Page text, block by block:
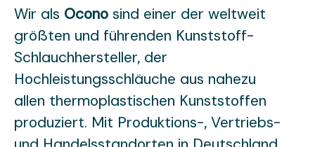
Wir als Ocono sind einer der weltweit
größten und führenden Kunststoff-
Schlauchhersteller, der
Hochleistungsschläuche aus nahezu
allen thermoplastischen Kunststoffen
produziert. Mit Produktions-, Vertriebs-